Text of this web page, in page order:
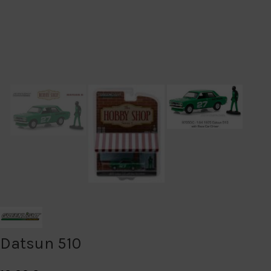
Datsun 510